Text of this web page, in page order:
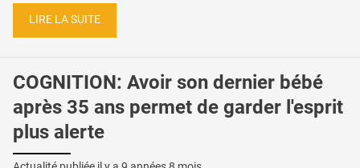
LIRE LA SUITE
COGNITION: Avoir son dernier bébé
après 35 ans permet de garder l'esprit
plus alerte